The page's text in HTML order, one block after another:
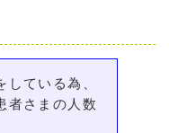
ている為、
者さまの人数